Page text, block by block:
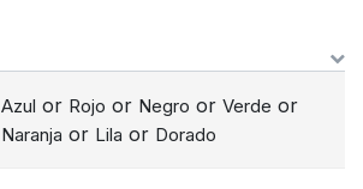
Azul or Rojo or Negro or Verde or
Naranja or Lila or Dorado